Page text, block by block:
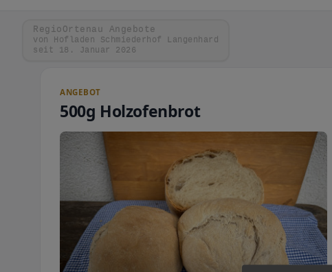
RegioOrtenau Angebote
von Hofladen Schmiederhof Langenhard
seit 18. Januar 2026
ANGEBOT
500g Holzofenbrot